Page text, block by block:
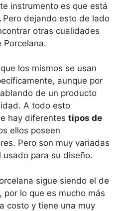
instrumento es que está
Pero dejando esto de lado
otras cualidades
Porcelana.
los mismos se usan
aunque por
de un producto
A todo esto
hay diferentes tipos de
ellos poseen
Pero son muy variadas
para su diseño.
sigue siendo el de
por lo que es mucho más
costo y tiene una muy